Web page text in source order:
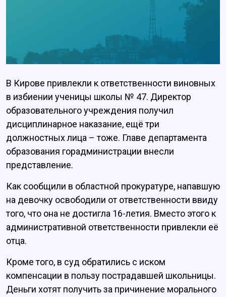
В Кирове привлекли к ответственности виновных
в избиении ученицы школы № 47. Директор
образовательного учреждения получил
дисциплинарное наказание, ещё три
должностных лица – тоже. Главе департамента
образования горадминистрации внесли
представление.
Как сообщили в областной прокуратуре, напавшую
на девочку освободили от ответственности ввиду
того, что она не достигла 16-летия. Вместо этого к
административной ответственности привлекли её
отца.
Кроме того, в суд обратились с иском
компенсации в пользу пострадавшей школьницы.
Деньги хотят получить за причинение морального